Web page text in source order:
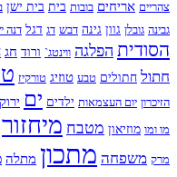
צהריים אריחים בובות בית בית ישן
גבינה גובלן גוון גינה דבש דג דגל דנה
הסודית הפלגה ווינטג` ורוד חג
חתול חתולים טבע טוזיג טורקיז
הזיכרון יום העצמאות ילדים ים ירוק
מו ומו מוזיאון מטבח מיחזור
מרק משפחה מתכון מתלה